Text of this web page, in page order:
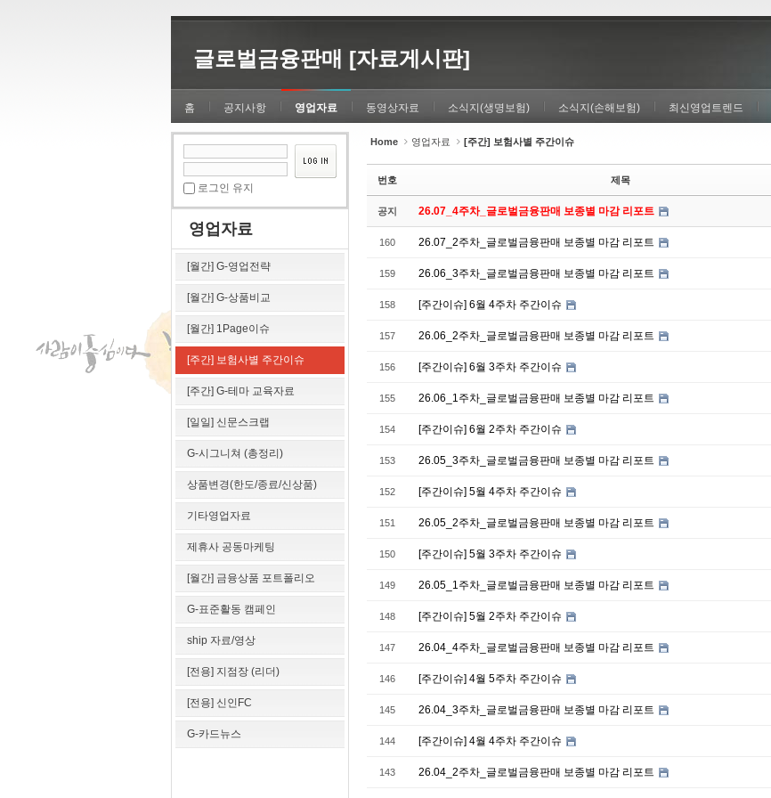
글로벌금융판매 [자료게시판]
홈 공지사항 영업자료 동영상자료 소식지(생명보험) 소식지(손해보험) 최신영업트렌드
로그인 유지
영업자료
[월간] G-영업전략
[월간] G-상품비교
[월간] 1Page이슈
[주간] 보험사별 주간이슈
[주간] G-테마 교육자료
[일일] 신문스크랩
G-시그니쳐 (총정리)
상품변경(한도/종료/신상품)
기타영업자료
제휴사 공동마케팅
[월간] 금융상품 포트폴리오
G-표준활동 캠페인
ship 자료/영상
[전용] 지점장 (리더)
[전용] 신인FC
G-카드뉴스
Home 영업자료 [주간] 보험사별 주간이슈
번호 제목
공지 26.07_4주차_글로벌금융판매 보종별 마감 리포트
160 26.07_2주차_글로벌금융판매 보종별 마감 리포트
159 26.06_3주차_글로벌금융판매 보종별 마감 리포트
158 [주간이슈] 6월 4주차 주간이슈
157 26.06_2주차_글로벌금융판매 보종별 마감 리포트
156 [주간이슈] 6월 3주차 주간이슈
155 26.06_1주차_글로벌금융판매 보종별 마감 리포트
154 [주간이슈] 6월 2주차 주간이슈
153 26.05_3주차_글로벌금융판매 보종별 마감 리포트
152 [주간이슈] 5월 4주차 주간이슈
151 26.05_2주차_글로벌금융판매 보종별 마감 리포트
150 [주간이슈] 5월 3주차 주간이슈
149 26.05_1주차_글로벌금융판매 보종별 마감 리포트
148 [주간이슈] 5월 2주차 주간이슈
147 26.04_4주차_글로벌금융판매 보종별 마감 리포트
146 [주간이슈] 4월 5주차 주간이슈
145 26.04_3주차_글로벌금융판매 보종별 마감 리포트
144 [주간이슈] 4월 4주차 주간이슈
143 26.04_2주차_글로벌금융판매 보종별 마감 리포트
Sketchbook5, 스케치북5
Sketchbook5, 스케치북5
Sketchbook5, 스케치북5
Sketchbook5, 스케치북5